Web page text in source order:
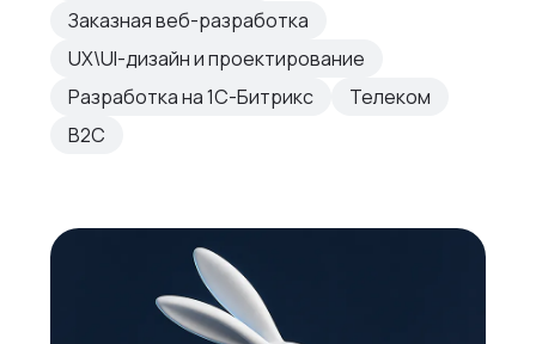
Заказная веб-разработка
UX\UI-дизайн и проектирование
Разработка на 1С-Битрикс
Телеком
B2C